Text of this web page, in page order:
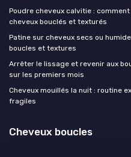
Poudre cheveux calvitie :
cheveux bouclés et texturés
Patine sur cheveux secs ou
boucles et textures
Arrêter le lissage et revenir aux
sur les premiers mois
Cheveux mouillés la nuit : routine
fragiles
Cheveux boucles